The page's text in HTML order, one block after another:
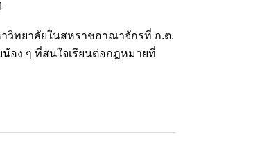
วิทยาลัยในสหราชอาณาจักรที่ ก.ต.
น้อง ๆ ที่สนใจเรียนต่อกฎหมายที่